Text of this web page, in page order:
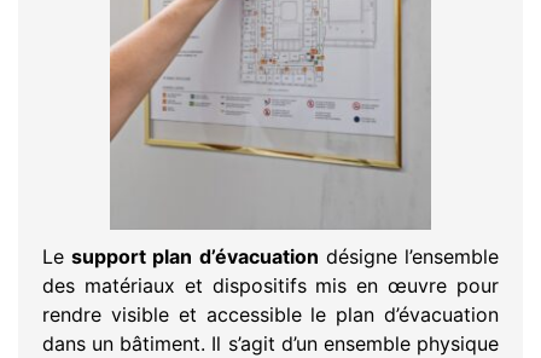
Lesupport plan d’évacuation désigne l’ensemble
des matériaux et dispositifs mis en œuvre pour
rendre visible et accessible le plan d’évacuation
dans un bâtiment. Il s’agit d’un ensemble physique